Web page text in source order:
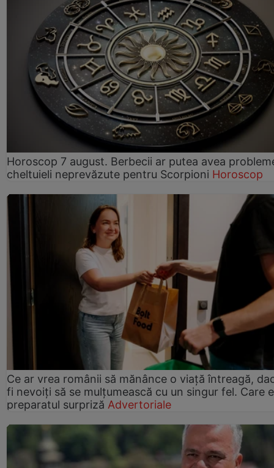
Horoscop 7 august. Berbecii ar putea avea
cheltuieli neprevăzute pentru Scorpioni Horoscop
Ce ar vrea românii să mănânce o viață întreagă,
fi nevoiți să se mulțumească cu un singur fel. Care e
preparatul surpriză Advertoriale